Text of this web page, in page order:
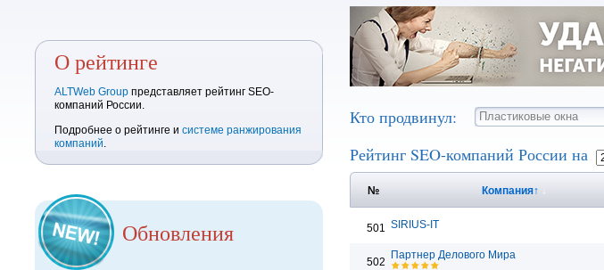
О рейтинге
ALTWeb Group представляет рейтинг SEO-
компаний России.
Подробнее о рейтинге и системе ранжирования
компаний.
Обновления
Кто продвинул:
Рейтинг SEO-компаний России на
№ Компания↑
501 SIRIUS-IT
502
Партнер Делового Мира